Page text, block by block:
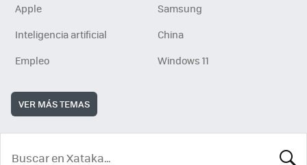
Apple
Samsung
Inteligencia artificial
China
Empleo
Windows 11
VER MÁS TEMAS